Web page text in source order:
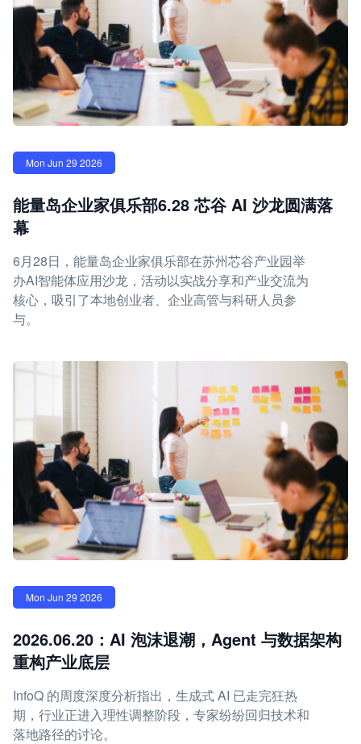
Mon Jun 29 2026
能量岛企业家俱乐部6.28 芯谷 AI 沙龙圆满落
幕
6月28日，能量岛企业家俱乐部在苏州芯谷产业园举
办AI智能体应用沙龙，活动以实战分享和产业交流为
核心，吸引了本地创业者、企业高管与科研人员参
与。
Mon Jun 29 2026
2026.06.20：AI 泡沫退潮，Agent 与数据架构
重构产业底层
InfoQ 的周度深度分析指出，生成式 AI 已走完狂热
期，行业正进入理性调整阶段，专家纷纷回归技术和
落地路径的讨论。